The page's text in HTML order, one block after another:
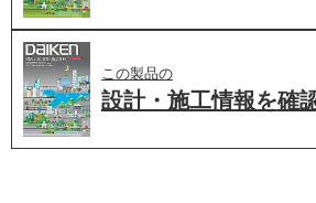
この製品の
設計・施工情報を確